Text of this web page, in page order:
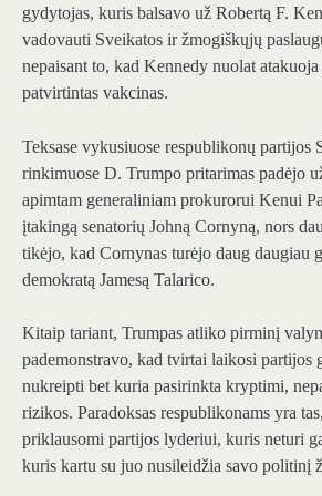
gydytojas, kuris balsavo už Robertą F.
vadovauti Sveikatos ir žmogiškųjų
nepaisant to, kad Kennedy nuolat
patvirtintas vakcinas.
Teksase vykusiuose respublikonų partijos
rinkimuose D. Trumpo pritarimas padėjo
apimtam generaliniam prokurorui Kenui
įtakingą senatorių Johną Cornyną, nors
tikėjo, kad Cornynas turėjo daug daugiau
demokratą Jamesą Talarico.
Kitaip tariant, Trumpas atliko pirminį
pademonstravo, kad tvirtai laikosi partijos
nukreipti bet kuria pasirinkta kryptimi,
rizikos. Paradoksas respublikonams yra
priklausomi partijos lyderiui, kuris neturi
kuris kartu su juo nusileidžia savo politinį